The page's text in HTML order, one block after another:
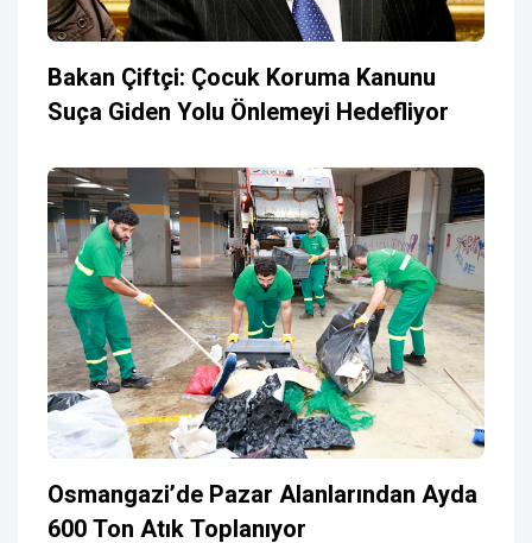
Bakan Çiftçi: Çocuk Koruma Kanunu
Suça Giden Yolu Önlemeyi Hedefliyor
Osmangazi’de Pazar Alanlarından Ayda
600 Ton Atık Toplanıyor